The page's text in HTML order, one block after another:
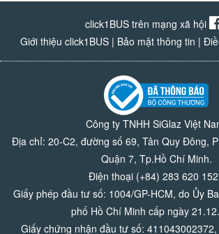
click1BUS trên mạng xã hội
Giới thiệu click1BUS| Bảo mật thông tin |
Công ty TNHH SiGlaz Việt
Địa chỉ: 20-C2, đường số 69, Tân Quy Đông,
Quận 7, Tp.Hồ Chí Minh.
Điện thoại (+84) 283 620
Giấy phép đầu tư số: 1004/GP-HCM, do Ủy
phố Hồ Chí Minh cấp ngày
Giấy chứng nhận đầu tư số: